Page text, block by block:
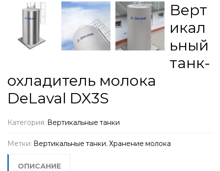
Верт
икал
ьный
танк-
охладитель молока
DeLaval DX3S
Категория: Вертикальные танки
Метки: Вертикальные танки,Хранение молока
ОПИСАНИЕ